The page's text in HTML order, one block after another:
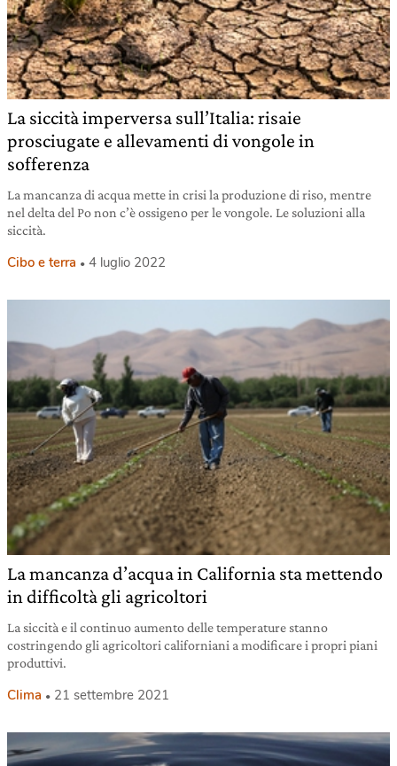
La siccità imperversa sull’Italia: risaie
prosciugate e allevamenti di vongole in
sofferenza
La mancanza di acqua mette in crisi la produzione di riso, mentre
nel delta del Po non c’è ossigeno per le vongole. Le soluzioni alla
siccità.
Cibo e terra 4 luglio 2022
La mancanza d’acqua in California sta mettendo
in difficoltà gli agricoltori
La siccità e il continuo aumento delle temperature stanno
costringendo gli agricoltori californiani a modificare i propri piani
produttivi.
Clima 21 settembre 2021